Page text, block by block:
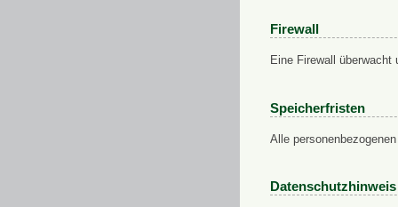
Firewall
Eine Firewall
Speicherfristen
Alle
Datenschutzhinweis